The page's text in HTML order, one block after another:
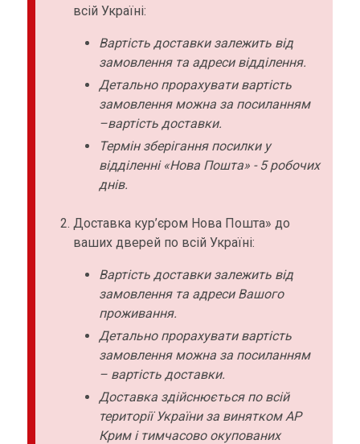
всій Україні:
Вартість доставки залежить від
замовлення та адреси відділення.
Детально прорахувати вартість
замовлення можна за посиланням
–вартість доставки.
Термін зберігання посилки у
відділенні «Нова Пошта» - 5 робочих
днів.
Доставка кур’єром Нова Пошта» до
ваших дверей по всій Україні:
Вартість доставки залежить від
замовлення та адреси Вашого
проживання.
Детально прорахувати вартість
замовлення можна за посиланням
– вартість доставки.
Доставка здійснюється по всій
території України за винятком АР
Крим і тимчасово окупованих